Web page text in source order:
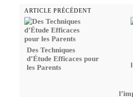
ARTICLE PRÉCÉDENT
Des Techniques
d’Étude Efficaces pour
les Parents